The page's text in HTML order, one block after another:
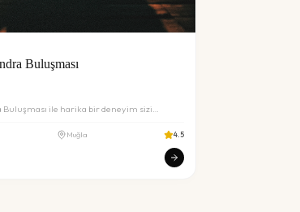
Buluşması
Buluşması ile harika bir deneyim sizi
Muğla 4.5